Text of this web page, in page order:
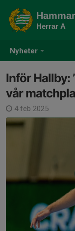
Nyheter
Herrar A
Inför Hallby:
vår
4 feb 2025